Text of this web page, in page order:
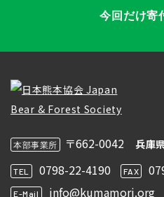
今回だけ寄
本部事業所 〒662-0042 兵庫
TEL 0798-22-4190 FAX
E-Mail info@kumamori.org